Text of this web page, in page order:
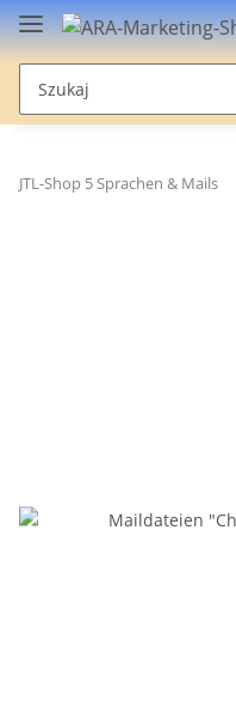
JTL-Shop 5 Sprachen & Mails